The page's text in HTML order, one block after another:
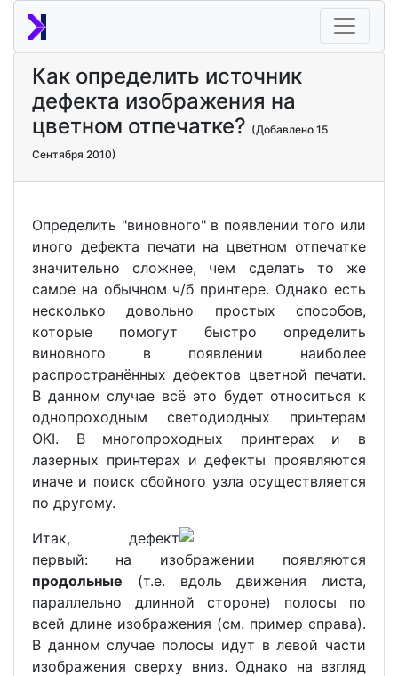
Как определить источник
дефекта изображения на
цветном отпечатке? (Добавлено 15
Сентября 2010)
Определить "виновного" в появлении того или
иного дефекта печати на цветном отпечатке
значительно сложнее, чем сделать то же
самое на обычном ч/б принтере. Однако есть
несколько довольно простых способов,
которые помогут быстро определить
виновного в появлении наиболее
распространённых дефектов цветной печати.
В данном случае всё это будет относиться к
однопроходным светодиодных принтерам
OKI. В многопроходных принтерах и в
лазерных принтерах и дефекты проявляются
иначе и поиск сбойного узла осуществляется
по другому.
Итак, дефект
первый: на изображении появляются
продольные (т.е. вдоль движения листа,
параллельно длинной стороне) полосы по
всей длине изображения (см. пример справа).
В данном случае полосы идут в левой части
изображения сверху вниз. Однако на взгляд